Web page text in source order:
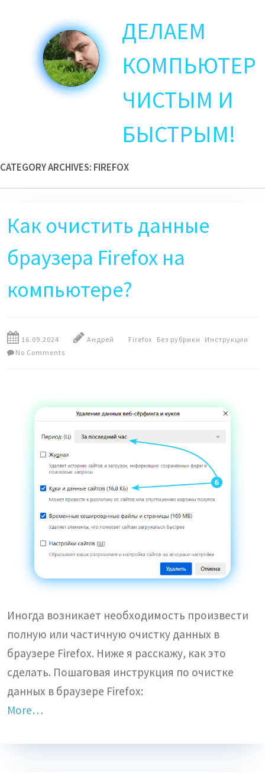
ДЕЛАЕМ
КОМПЬЮТЕР
ЧИСТЫМ И
БЫСТРЫМ!
CATEGORY ARCHIVES: FIREFOX
Как очистить данные
браузера Firefox на
компьютере?
16.09.2024 Андрей Firefox Без рубрики
Инструкции
No Comments
Иногда возникает необходимость произвести
полную или частичную очистку данных в
браузере Firefox. Ниже я расскажу, как это
сделать. Пошаговая инструкция по очистке
данных в браузере Firefox:
More…